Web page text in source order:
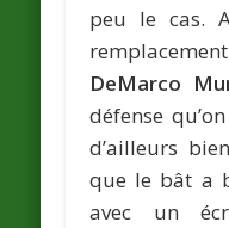
peu le cas.
DeMarco
défense
d’ailleurs
que le bât a
avec un